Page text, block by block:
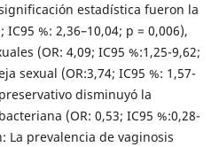
estadística fueron la
%: 2,36–10,04; p = 0,006),
(OR: 4,09; IC95 %:1,25-9,62;
sexual (OR:3,74; IC95 %: 1,57-
disminuyó la
(OR: 0,53; IC95 %:0,28-
La prevalencia de vaginosis